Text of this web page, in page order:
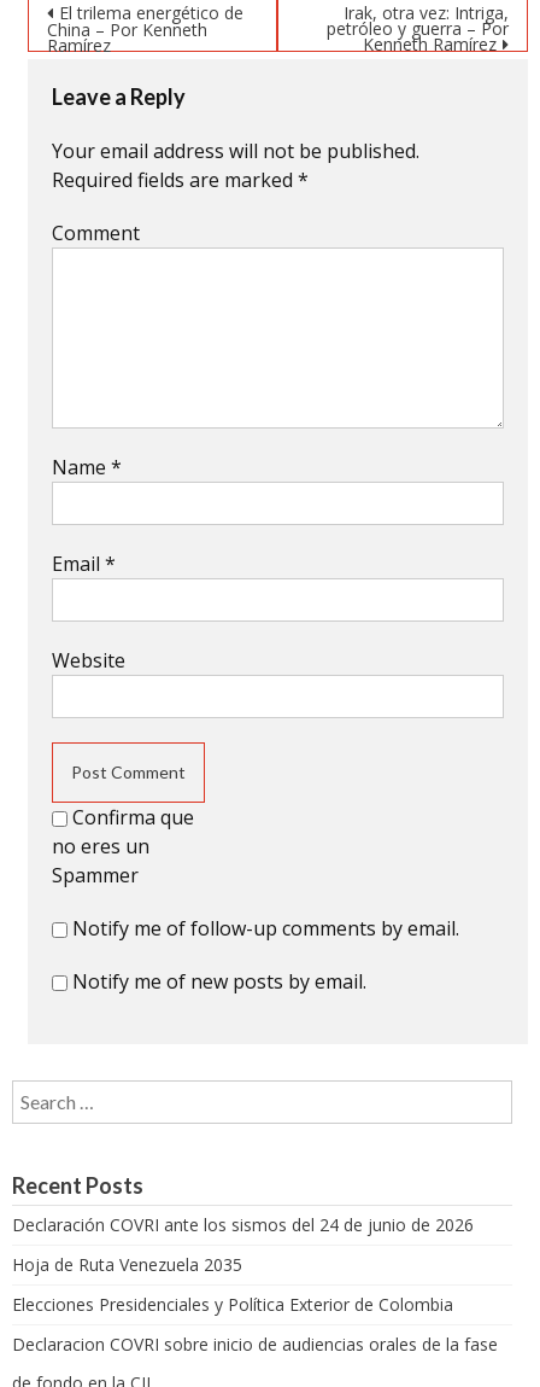
Post navigation
El trilema energético de
China – Por Kenneth
Ramírez
Irak, otra vez: Intriga,
petróleo y guerra – Por
Kenneth Ramírez
Leave a Reply
Your email address will not be published.
Required fields are marked *
Comment
Name *
Email *
Website
Confirma que
no eres un
Spammer
Notify me of follow-up comments by email.
Notify me of new posts by email.
Search for:
Recent Posts
Declaración COVRI ante los sismos del 24 de junio de 2026
Hoja de Ruta Venezuela 2035
Elecciones Presidenciales y Política Exterior de Colombia
Declaracion COVRI sobre inicio de audiencias orales de la fase
de fondo en la CIJ